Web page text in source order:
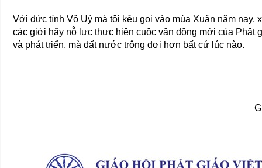
Với đức tính Vô Uý mà tôi kêu gọi vào mùa Xuân năm nay,
các giới hãy nỗ lực thực hiện cuộc vận động mới của Phật
và phát triển, mà đất nước trông đợi hơn bất cứ lúc nào.